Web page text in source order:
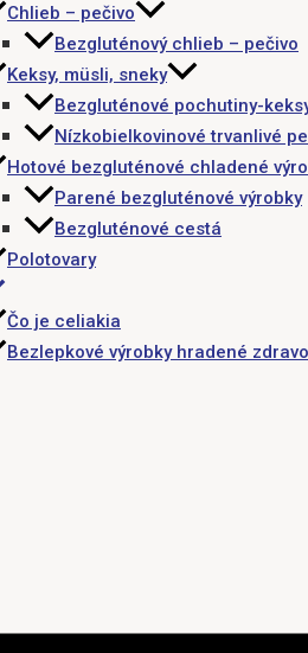
Chlieb – pečivo
Bezgluténový chlieb – pečivo
Keksy, müsli, sneky
Bezgluténové pochutiny-
Nízkobielkovinové trvanlivé
Hotové bezgluténové chladené
Parené bezgluténové výrobky
Bezgluténové cestá
Polotovary
Čo je celiakia
Bezlepkové výrobky hradené